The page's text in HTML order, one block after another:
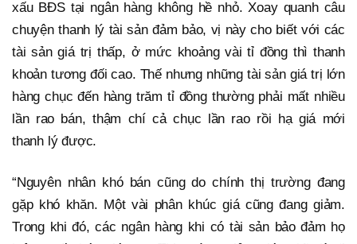
xấu BĐS tại ngân hàng không hề nhỏ. Xoay quanh câu
chuyện thanh lý tài sản đảm bảo, vị này cho biết với các
tài sản giá trị thấp, ở mức khoảng vài tỉ đồng thì thanh
khoản tương đối cao. Thế nhưng những tài sản giá trị lớn
hàng chục đến hàng trăm tỉ đồng thường phải mất nhiều
lần rao bán, thậm chí cả chục lần rao rồi hạ giá mới
thanh lý được.
“Nguyên nhân khó bán cũng do chính thị trường đang
gặp khó khăn. Một vài phân khúc giá cũng đang giảm.
Trong khi đó, các ngân hàng khi có tài sản bảo đảm họ